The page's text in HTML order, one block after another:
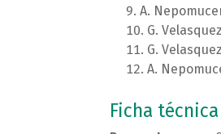
A.
G.
G.
A.
Ficha técnica